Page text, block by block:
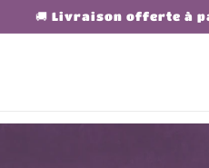
🚚 Livraison offerte à